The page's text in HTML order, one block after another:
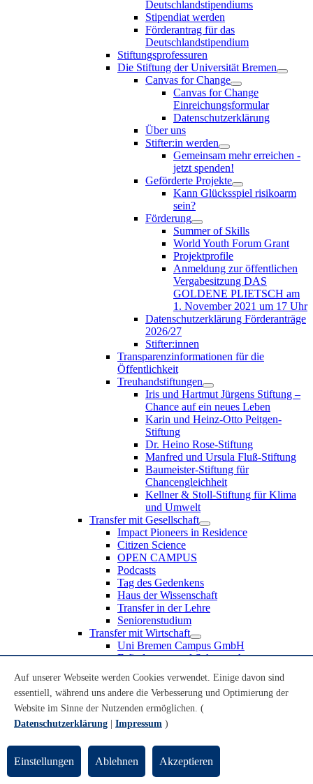
Deutschlandstipendiums
Stipendiat werden
Förderantrag für das
Deutschlandstipendium
Stiftungsprofessuren
Die Stiftung der Universität Bremen
Canvas for Change
Canvas for Change
Einreichungsformular
Datenschutzerklärung
Über uns
Stifter:in werden
Gemeinsam mehr erreichen -
jetzt spenden!
Geförderte Projekte
Kann Glücksspiel risikoarm
sein?
Förderung
Summer of Skills
World Youth Forum Grant
Projektprofile
Anmeldung zur öffentlichen
Vergabesitzung DAS
GOLDENE PLIETSCH am
1. November 2021 um 17 Uhr
Datenschutzerklärung Förderanträge
2026/27
Stifter:innen
Transparenzinformationen für die
Öffentlichkeit
Treuhandstiftungen
Iris und Hartmut Jürgens Stiftung –
Chance auf ein neues Leben
Karin und Heinz-Otto Peitgen-
Stiftung
Dr. Heino Rose-Stiftung
Manfred und Ursula Fluß-Stiftung
Baumeister-Stiftung für
Chancengleichheit
Kellner & Stoll-Stiftung für Klima
und Umwelt
Transfer mit Gesellschaft
Impact Pioneers in Residence
Citizen Science
OPEN CAMPUS
Podcasts
Tag des Gedenkens
Haus der Wissenschaft
Transfer in der Lehre
Seniorenstudium
Transfer mit Wirtschaft
Uni Bremen Campus GmbH
Erfindungen und Schutzrechte
Recruiting an der Universität Bremen
Weiterbildung an der Universität Bremen
Transfer mit Schule
Schülerinnen und Schüler
Schulklassen
Lehrkräfte
Gründungsunterstützung
Auf unserer Webseite werden Cookies verwendet. Einige davon sind
essentiell, während uns andere die Verbesserung und Optimierung der
Website im Sinne der Nutzenden ermöglichen. (
Datenschutzerklärung
Impressum )
Einstellungen Ablehnen Akzeptieren